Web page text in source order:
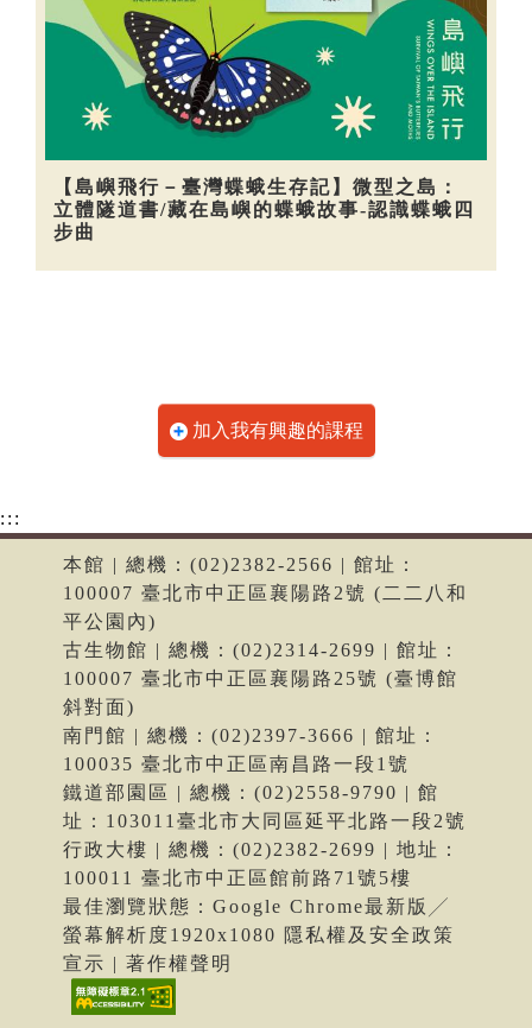
【島嶼飛行－臺灣蝶蛾生存記】微型之島：
立體隧道書/藏在島嶼的蝶蛾故事-認識蝶蛾四
步曲
加入我有興趣的課程
:::
本館 | 總機：(02)2382-2566 | 館址：
100007 臺北市中正區襄陽路2號 (二二八和
平公園內)
古生物館 | 總機：(02)2314-2699 | 館址：
100007 臺北市中正區襄陽路25號 (臺博館
斜對面)
南門館 | 總機：(02)2397-3666 | 館址：
100035 臺北市中正區南昌路一段1號
鐵道部園區 | 總機：(02)2558-9790 | 館
址：103011臺北市大同區延平北路一段2號
行政大樓 | 總機：(02)2382-2699 | 地址：
100011 臺北市中正區館前路71號5樓
最佳瀏覽狀態：Google Chrome最新版╱
螢幕解析度1920x1080 隱私權及安全政策
宣示 | 著作權聲明